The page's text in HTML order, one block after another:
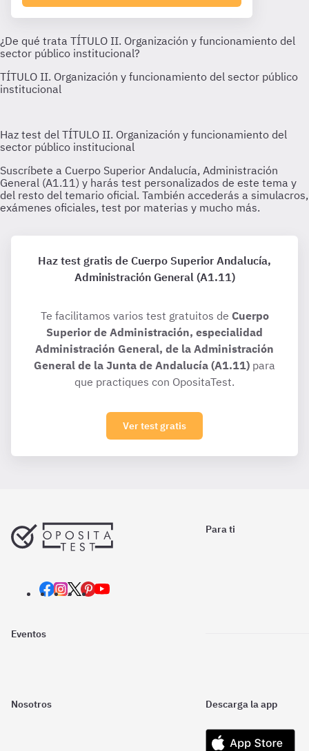
Haz test gratis de Cuerpo Superior Andalucía,
Administración General (A1.11)
Te facilitamos varios test gratuitos de Cuerpo
Superior de Administración, especialidad
Administración General, de la Administración
General de la Junta de Andalucía (A1.11) para
que practiques con OpositaTest.
Ver test gratis
Para ti
Eventos
Nosotros Descarga la app